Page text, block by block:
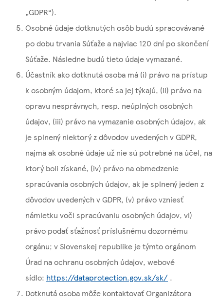
„GDPR“).
Osobné údaje dotknutých osôb budú spracovávané
po dobu trvania Súťaže a najviac 120 dní po skončení
Súťaže. Následne budú tieto údaje vymazané.
Účastník ako dotknutá osoba má (i) právo na prístup
k osobným údajom, ktoré sa jej týkajú, (ii) právo na
opravu nesprávnych, resp. neúplných osobných
údajov, (iii) právo na vymazanie osobných údajov, ak
je splnený niektorý z dôvodov uvedených v GDPR,
najmä ak osobné údaje už nie sú potrebné na účel, na
ktorý boli získané, (iv) právo na obmedzenie
spracúvania osobných údajov, ak je splnený jeden z
dôvodov uvedených v GDPR, (v) právo vzniesť
námietku voči spracúvaniu osobných údajov, vi)
právo podať sťažnosť príslušnému dozornému
orgánu; v Slovenskej republike je týmto orgánom
Úrad na ochranu osobných údajov, webové
sídlo: https://dataprotection.gov.sk/sk/ .
Dotknutá osoba môže kontaktovať Organizátora